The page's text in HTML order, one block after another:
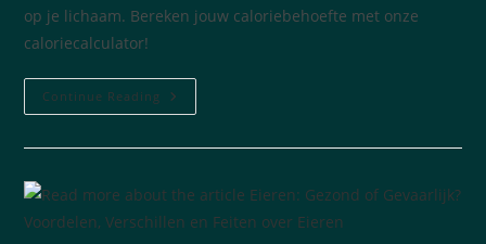
op je lichaam. Bereken jouw caloriebehoefte met onze
caloriecalculator!
Continue Reading